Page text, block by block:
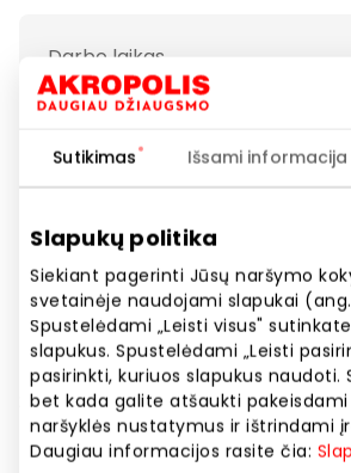
Sutikimas Išsami informacija
Slapukų politika
Siekiant pagerinti Jūsų naršymo
svetainėje naudojami slapukai
Spustelėdami „Leisti visus"
slapukus. Spustelėdami „Leisti
pasirinkti, kuriuos slapukus naudoti.
bet kada galite atšaukti
naršyklės nustatymus ir ištrindami
Daugiau informacijos rasite čia:
Darbo laikas
I-VII 10:00 – 22:00
Svetainės adresas
https://www.burgerking.lt
Rodyti lokaciją
Kiekvieną dieną visame pasaulyje
restoranuose apsilanko daugiau nei
žmonių. Restoranai susilaukia labai
nes jie žino, kad čia yra siūlomi
nebrangūs patiekalai. 1954 m.